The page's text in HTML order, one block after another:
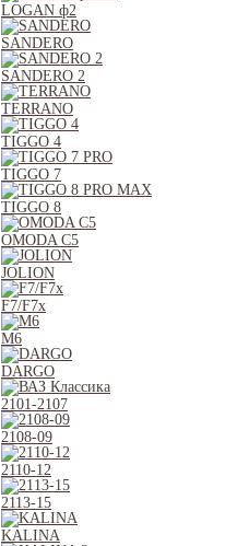
LOGAN ф2
SANDERO
SANDERO 2
TERRANO
TIGGO 4
TIGGO 7
TIGGO 8
OMODA C5
JOLION
F7/F7x
M6
DARGO
2101-2107
2108-09
2110-12
2113-15
KALINA